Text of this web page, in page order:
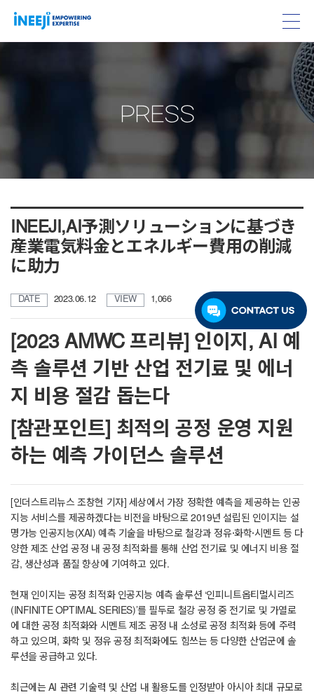
PRESS
INEEJI,AI予測ソリューションに基づき
産業電気料金とエネルギー費用の削減
に助力
DATE 2023.06.12 VIEW 1,066
[2023 AMWC 프리뷰] 인이지, AI 예
측 솔루션 기반 산업 전기료 및 에너
지 비용 절감 돕는다
[참관포인트] 최적의 공정 운영 지원
하는 예측 가이던스 솔루션
[인더스트리뉴스 조창현 기자] 세상에서 가장 정확한 예측을 제공하는 인공
지능 서비스를 제공하겠다는 비전을 바탕으로 2019년 설립된 인이지는 설
명가능 인공지능(XAI) 예측 기술을 바탕으로 철강과 정유·화학·시멘트 등 다
양한 제조 산업 공정 내 공정 최적화를 통해 산업 전기료 및 에너지 비용 절
감, 생산성과 품질 향상에 기여하고 있다.
현재 인이지는 공정 최적화 인공지능 예측 솔루션 ‘인피니트옵티멀시리즈
(INFINITE OPTIMAL SERIES)’를 필두로 철강 공정 중 전기로 및 가열로
에 대한 공정 최적화와 시멘트 제조 공정 내 소성로 공정 최적화 등에 주력
하고 있으며, 화학 및 정유 공정 최적화에도 힘쓰는 등 다양한 산업군에 솔
루션을 공급하고 있다.
최근에는 AI 관련 기술력 및 산업 내 활용도를 인정받아 아시아 최대 규모로